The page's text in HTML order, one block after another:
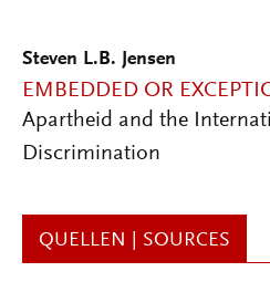
Steven L.B. Jensen
EMBEDDED OR
Apartheid and the
Discrimination
QUELLEN | SOURCES